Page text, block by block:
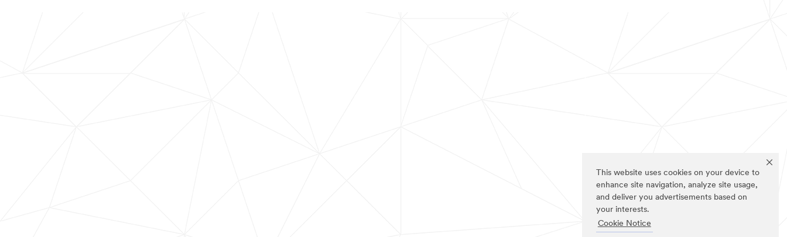
This website uses cookies on your device to
enhance site navigation, analyze site usage,
and deliver you advertisements based on
your interests.
Cookie Notice